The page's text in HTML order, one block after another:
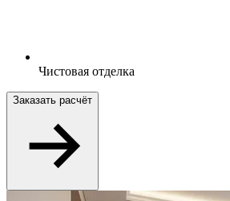
Чистовая отделка
Заказать расчёт